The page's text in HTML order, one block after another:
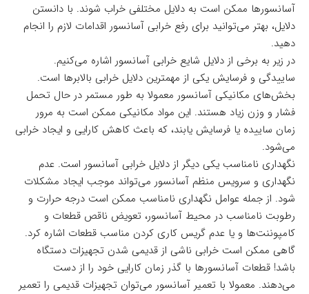
آسانسورها ممکن است به دلایل مختلفی خراب شوند. با دانستن
دلایل، بهتر می‌توانید برای رفع خرابی آسانسور اقدامات لازم را انجام
دهید.
در زیر به برخی از دلایل شایع خرابی آسانسور اشاره می‌کنیم.
ساییدگی و فرسایش یکی از مهمترین دلایل خرابی بالابرها است.
بخش‌های مکانیکی آسانسور معمولا به طور مستمر در حال تحمل
فشار و وزن زیاد هستند. این مواد مکانیکی ممکن است به مرور
زمان ساییده یا فرسایش یابند، که باعث کاهش کارایی و ایجاد خرابی
می‌شود.
نگهداری نامناسب یکی دیگر از دلایل خرابی آسانسور است. عدم
نگهداری و سرویس منظم آسانسور می‌تواند موجب ایجاد مشکلات
شود. از جمله عوامل نگهداری نامناسب ممکن است درجه حرارت و
رطوبت نامناسب در محیط آسانسور، تعویض ناقص قطعات و
کامپوننت‌ها و یا عدم گریس کاری کردن مناسب قطعات اشاره کرد.
گاهی ممکن است خرابی ناشی از قدیمی شدن تجهیزات دستگاه
باشد! قطعات آسانسورها با گذر زمان کارایی خود را از دست
می‌دهند. معمولا با تعمیر آسانسور می‌توان تجهیزات قدیمی را تعمیر